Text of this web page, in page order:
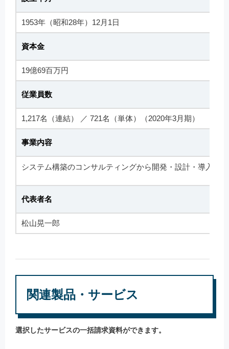
1953年（昭和28年）12月1日
資本金
19億69百万円
従業員数
1,217名（連結） ／ 721名（単体）（2020年3月期）
事業内容
システム構築のコンサルティングから開発・設計・導入・
代表者名
松山晃一郎
関連製品・サービス
選択したサービスの一括請求資料ができます。